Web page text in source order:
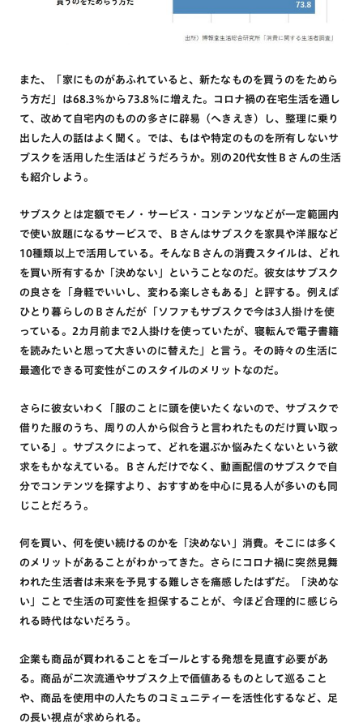
また、「家にものがあふれていると、新たなものを買うのをためら
う方だ」は68.3％から73.8％に増えた。コロナ禍の在宅生活を通し
て、改めて自宅内のものの多さに辟易（へきえき）し、整理に乗り
出した人の話はよく聞く。では、もはや特定のものを所有しないサ
ブスクを活用した生活はどうだろうか。別の20代女性Ｂさんの生活
も紹介しよう。
サブスクとは定額でモノ・サービス・コンテンツなどが一定範囲内
で使い放題になるサービスで、Ｂさんはサブスクを家具や洋服など
10種類以上で活用している。そんなＢさんの消費スタイルは、どれ
を買い所有するか「決めない」ということなのだ。彼女はサブスク
の良さを「身軽でいいし、変わる楽しさもある」と評する。例えば
ひとり暮らしのＢさんだが「ソファもサブスクで今は3人掛けを使
っている。2カ月前まで2人掛けを使っていたが、寝転んで電子書籍
を読みたいと思って大きいのに替えた」と言う。その時々の生活に
最適化できる可変性がこのスタイルのメリットなのだ。
さらに彼女いわく「服のことに頭を使いたくないので、サブスクで
借りた服のうち、周りの人から似合うと言われたものだけ買い取っ
ている」。サブスクによって、どれを選ぶか悩みたくないという欲
求をもかなえている。Ｂさんだけでなく、動画配信のサブスクで自
分でコンテンツを探すより、おすすめを中心に見る人が多いのも同
じことだろう。
何を買い、何を使い続けるのかを「決めない」消費。そこには多く
のメリットがあることがわかってきた。さらにコロナ禍に突然見舞
われた生活者は未来を予見する難しさを痛感したはずだ。「決めな
い」ことで生活の可変性を担保することが、今ほど合理的に感じら
れる時代はないだろう。
企業も商品が買われることをゴールとする発想を見直す必要があ
る。商品が二次流通やサブスク上で価値あるものとして巡ること
や、商品を使用中の人たちのコミュニティーを活性化するなど、足
の長い視点が求められる。